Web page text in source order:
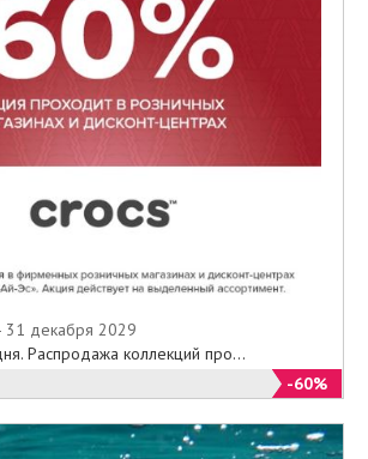
31 декабря 2029
Распродажа коллекций про...
-60%